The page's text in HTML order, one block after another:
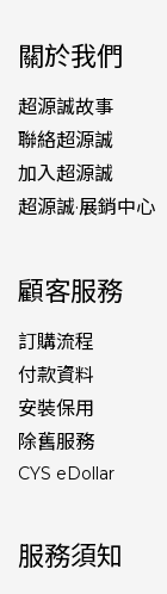
關於我們
超源誠故事
聯絡超源誠
加入超源誠
超源誠·展銷中心
顧客服務
訂購流程
付款資料
安裝保用
除舊服務
CYS eDollar
服務須知